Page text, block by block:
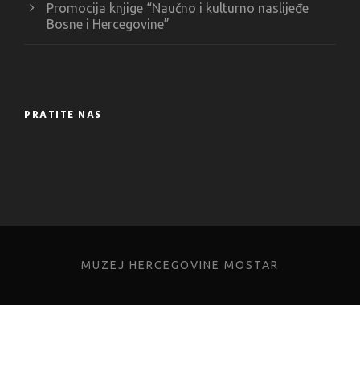
Promocija knjige “Naučno i kulturno naslijeđe
Bosne i Hercegovine”
PRATITE NAS
MUZEJ HERCEGOVINE MOSTAR